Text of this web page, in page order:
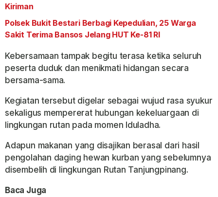
Kiriman
Polsek Bukit Bestari Berbagi Kepedulian, 25 Warga
Sakit Terima Bansos Jelang HUT Ke-81 RI
Kebersamaan tampak begitu terasa ketika seluruh
peserta duduk dan menikmati hidangan secara
bersama-sama.
Kegiatan tersebut digelar sebagai wujud rasa syukur
sekaligus mempererat hubungan kekeluargaan di
lingkungan rutan pada momen Iduladha.
Adapun makanan yang disajikan berasal dari hasil
pengolahan daging hewan kurban yang sebelumnya
disembelih di lingkungan Rutan Tanjungpinang.
Baca Juga